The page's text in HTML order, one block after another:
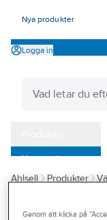
Nya produkter
Logga in
Varumärken
Kampanjer
Ahlsell Produkter
Reservdelar blandare
Genom att klicka på